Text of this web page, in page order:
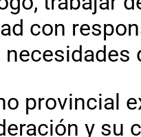
con
provincial
y su